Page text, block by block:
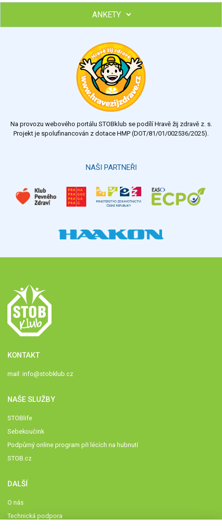
Hubněte s podporou lektorky a skupiny v kurzech STOBu
Chcete poradit s hubnutím? Najděte si odborníka STOBu ve
ANKETY
Výsledky Všechny ankety
Na provozu webového portálu STOBklub se podílí Hravě žij zdravě z. s.
Projekt je spolufinancován z dotace HMP (DOT/81/01/002536/2025).
NAŠI PARTNEŘI
KONTAKT
mail: info@stobklub.cz
NAŠE SLUŽBY
STOBlife
Sebekoučink
Podpůrný online program při lécích na hubnutí
STOB.cz
DALŠÍ
O nás
Technická podpora